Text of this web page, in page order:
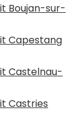
Boujan-sur-
Capestang
Castelnau-
Castries